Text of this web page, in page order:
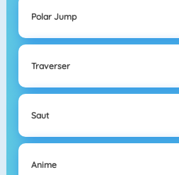
Polar Jump
Traverser
Saut
Anime